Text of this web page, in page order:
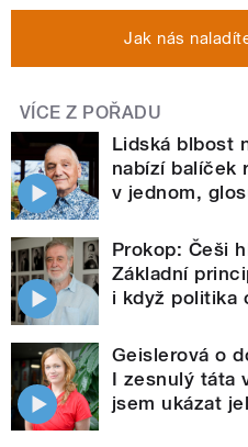
Jak nás
VÍCE Z POŘADU
Lidská blbost
nabízí balíček
v jednom,
Prokop: Češi
Základní
i když politika
Geislerová o
I zesnulý táta
jsem ukázat